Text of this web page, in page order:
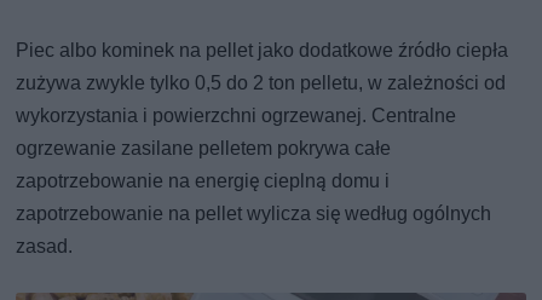
Piec albo kominek na pellet jako dodatkowe źródło ciepła
zużywa zwykle tylko 0,5 do 2 ton pelletu, w zależności od
wykorzystania i powierzchni ogrzewanej. Centralne
ogrzewanie zasilane pelletem pokrywa całe
zapotrzebowanie na energię cieplną domu i
zapotrzebowanie na pellet wylicza się według ogólnych
zasad.